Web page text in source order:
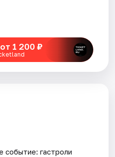
1 200 ₽
событие: гастроли